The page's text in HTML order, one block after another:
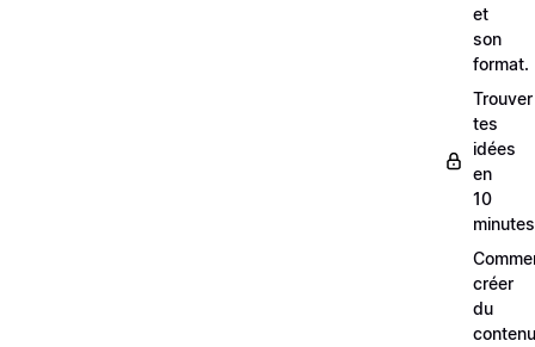
et
son
format.
Trouver
tes
idées
en
10
créer
du
contenu